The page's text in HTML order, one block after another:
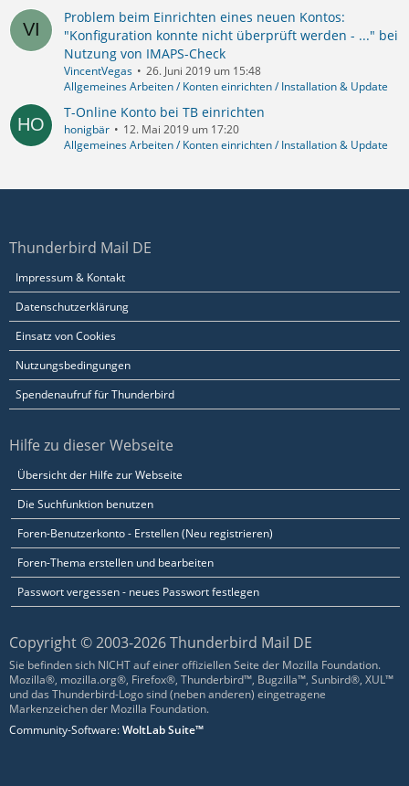
Problem beim Einrichten eines neuen Kontos:
"Konfiguration konnte nicht überprüft werden - ..." bei
Nutzung von IMAPS-Check
VincentVegas
26. Juni 2019 um 15:48
Allgemeines Arbeiten / Konten einrichten / Installation & Update
T-Online Konto bei TB einrichten
honigbär
12. Mai 2019 um 17:20
Allgemeines Arbeiten / Konten einrichten / Installation & Update
Thunderbird Mail DE
Impressum & Kontakt
Datenschutzerklärung
Einsatz von Cookies
Nutzungsbedingungen
Spendenaufruf für Thunderbird
Hilfe zu dieser Webseite
Übersicht der Hilfe zur Webseite
Die Suchfunktion benutzen
Foren-Benutzerkonto - Erstellen (Neu registrieren)
Foren-Thema erstellen und bearbeiten
Passwort vergessen - neues Passwort festlegen
Copyright © 2003-2026 Thunderbird Mail DE
Sie befinden sich NICHT auf einer offiziellen Seite der Mozilla Foundation.
Mozilla®, mozilla.org®, Firefox®, Thunderbird™, Bugzilla™, Sunbird®, XUL™
und das Thunderbird-Logo sind (neben anderen) eingetragene
Markenzeichen der Mozilla Foundation.
Community-Software:WoltLab Suite™